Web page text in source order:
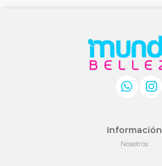
Información
Nosotros